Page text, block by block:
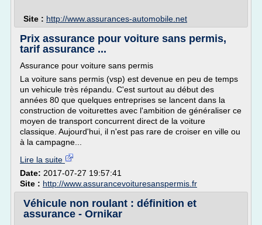
Site : http://www.assurances-automobile.net
Prix assurance pour voiture sans permis,
tarif assurance ...
Assurance pour voiture sans permis
La voiture sans permis (vsp) est devenue en peu de temps
un vehicule très répandu. C'est surtout au début des
années 80 que quelques entreprises se lancent dans la
construction de voiturettes avec l'ambition de généraliser ce
moyen de transport concurrent direct de la voiture
classique. Aujourd'hui, il n'est pas rare de croiser en ville ou
à la campagne...
Lire la suite
Date: 2017-07-27 19:57:41
Site : http://www.assurancevoituresanspermis.fr
Véhicule non roulant : définition et
assurance - Ornikar